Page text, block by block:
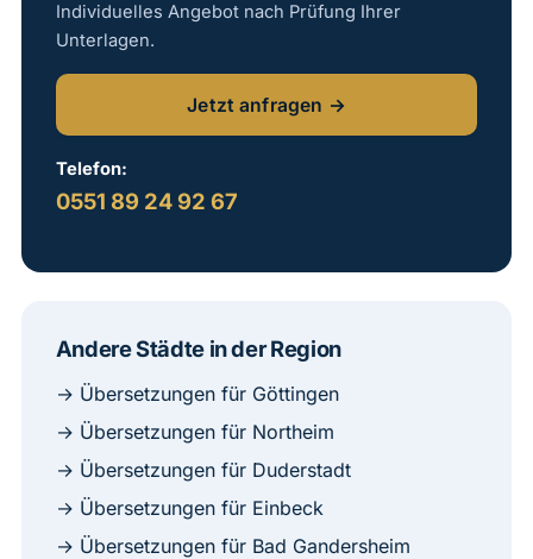
Individuelles Angebot nach Prüfung Ihrer
Unterlagen.
Jetzt anfragen →
Telefon:
0551 89 24 92 67
Andere Städte in der Region
→ Übersetzungen für Göttingen
→ Übersetzungen für Northeim
→ Übersetzungen für Duderstadt
→ Übersetzungen für Einbeck
→ Übersetzungen für Bad Gandersheim